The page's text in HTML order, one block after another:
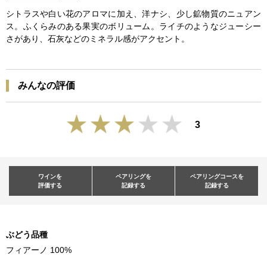
シトラスや白い花のアロマに加え、洋ナシ、少し鉱物質のニュアン
ス。ふくらみのある果実のボリューム。ライチのようなジューシー
さがあり、石灰などのミネラル感がアクセント。
みんなの評価
3
ワインを
評価する
ペアリングを
記録する
ペアリングコースを
記録する
ぶどう品種
フィアーノ 100%